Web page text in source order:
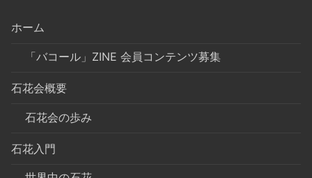
ホーム
「バコール」ZINE 会員コンテンツ募集
石花会概要
石花会の歩み
石花入門